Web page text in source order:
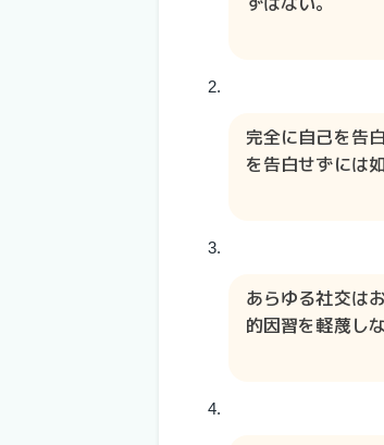
完全に自己を告
を告白せずには
あらゆる社交は
的因習を軽蔑し